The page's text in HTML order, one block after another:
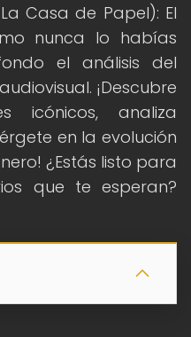
Casa de Papel): El
nunca lo habías
el análisis del
¡Descubre
icónicos, analiza
en la evolución
¿Estás listo para
que te esperan?